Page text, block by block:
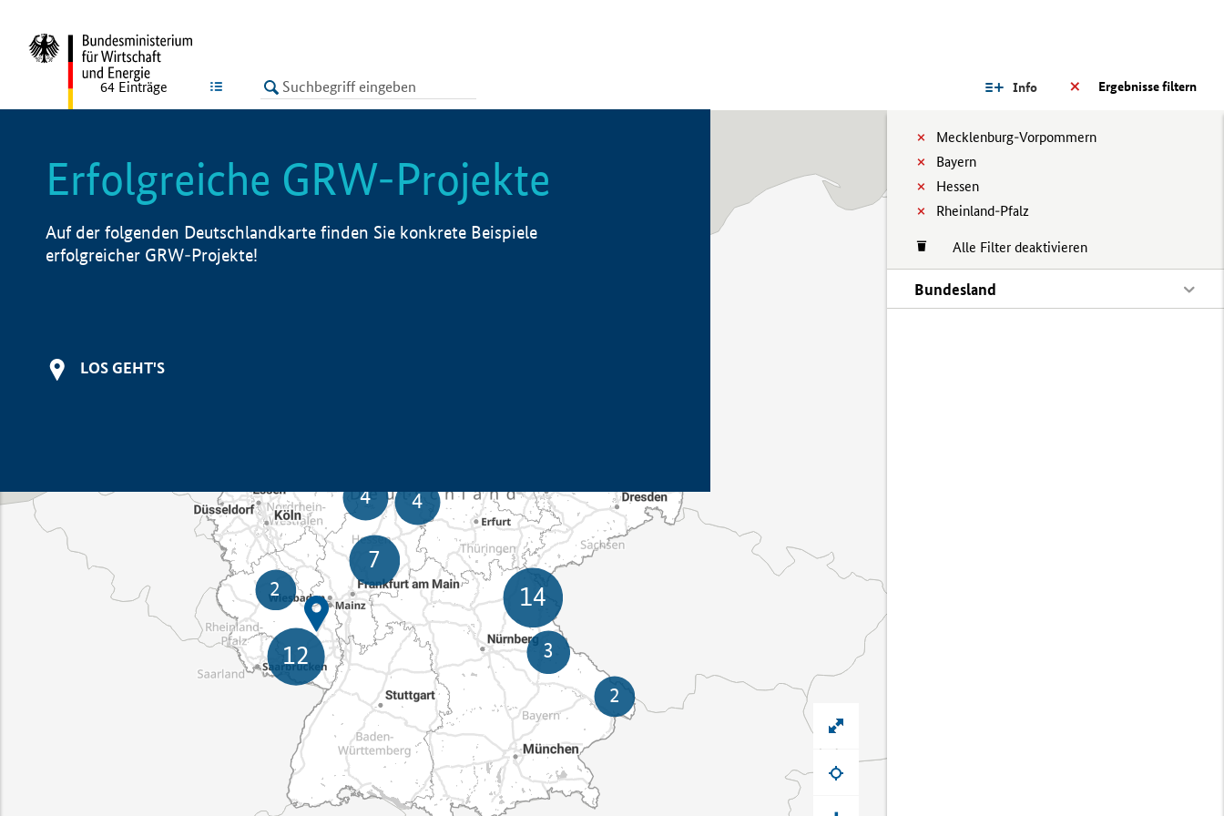
LISTE Ergebnisse filtern
Info
Mecklenburg-Vorpommern
Bayern
Hessen
Rheinland-Pfalz
Alle Filter deaktivieren
Bundesland
64 Einträge
Erfolgreiche GRW-Projekte
Auf der folgenden Deutschlandkarte finden Sie konkrete Beispiele
erfolgreicher GRW-Projekte!
LOS GEHT'S